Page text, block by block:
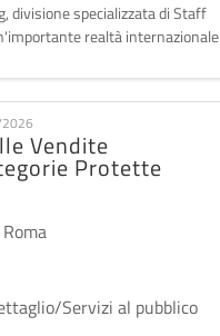
divisione specializzata di Staff
realtà internazionale
gioco, della creatività e
figura di Addetto/a Vendita
Protette L.68/99, da
all'interno di un punto
di Roma.
Vendite
Protette
Roma
Servizi al pubblico